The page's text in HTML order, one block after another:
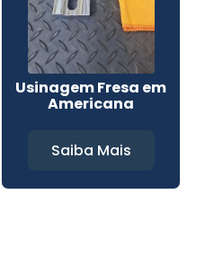
Usinagem Fresa em
Americana
Saiba Mais